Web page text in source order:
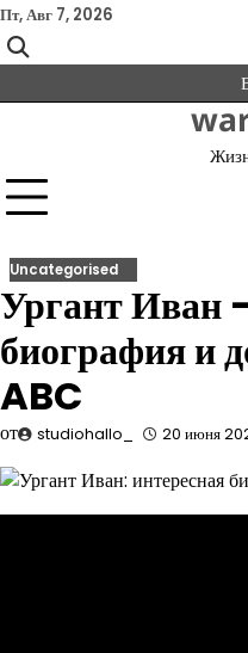
Перейти
к
содержимому
Пт, Авг 7, 2026
Uncategorised
Ургант Иван
биография и
ABC
от studiohallo_ 20 июня